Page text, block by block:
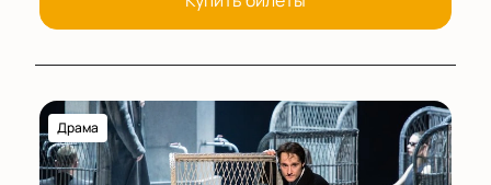
Драма